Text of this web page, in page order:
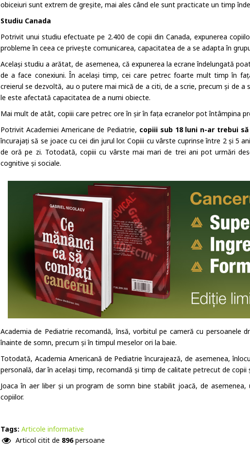
obiceiuri sunt extrem de greșite, mai ales când ele sunt practicate un timp
Studiu Canada
Potrivit unui studiu efectuate pe 2.400 de copii din Canada, expunerea
probleme în ceea ce privește comunicarea, capacitatea de a se adapta în
Același studiu a arătat, de asemenea, că expunerea la ecrane îndelungată
de a face conexiuni. În același timp, cei care petrec foarte mult timp în
creierul se dezvoltă, au o putere mai mică de a citi, de a scrie, precum și de
le este afectată capacitatea de a numi obiecte.
Mai mult de atât, copiii care petrec ore în șir în fața ecranelor pot întâmpina
Potrivit Academiei Americane de Pediatrie, copiii sub 18 luni n-ar trebui
încurajați să se joace cu cei din jurul lor. Copiii cu vârste cuprinse între 2 și 5
de oră pe zi. Totodată, copiii cu vârste mai mari de trei ani pot urmări
cognitive și sociale.
Academia de Pediatrie recomandă, însă, vorbitul pe cameră cu persoanele
înainte de somn, precum și în timpul meselor ori la baie.
Totodată, Academia Americană de Pediatrie încurajează, de asemenea,
personală, dar în același timp, recomandă și timp de calitate petrecut de copii
Joaca în aer liber și un program de somn bine stabilit joacă, de
copiilor.
Tags: Articole informative
Articol citit de 896persoane